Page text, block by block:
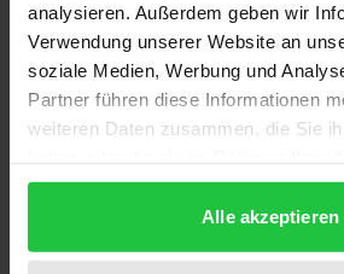
analysieren. Außerdem geben wir
Verwendung unserer Website an
soziale Medien, Werbung und
Partner führen diese Informationen
weiteren Daten zusammen, die Sie
gesammelt haben.
Alle akzeptieren
erstmals für ein Sample
Zur Untersuchung des Einflusses
Eigentümerstruktur werden drei
Eigentümergruppen näher
deutlich von anderen Aktionären
Treten das Management (z. B.
Familien (insbesondere